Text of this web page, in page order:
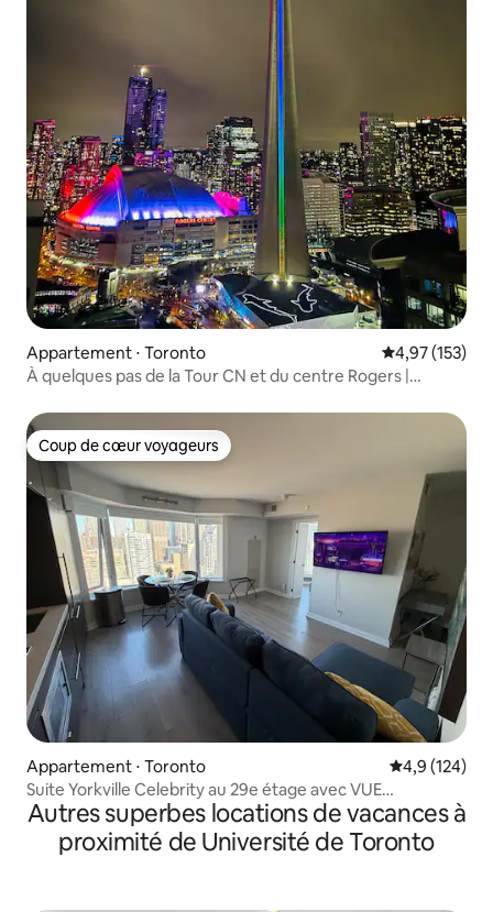
Appartement ⋅ Toronto Évaluation
4,97 (153)
À quelques pas de la Tour CN et du centre Rogers |
Coup de cœur voyageurs
Coup de cœur voyageurs
Appartement ⋅ Toronto Évaluation
4,9 (124)
Suite Yorkville Celebrity au 29e étage avec VUE
IMPRESSIONNANTE
Autres superbes locations de vacances à
proximité de Université de Toronto